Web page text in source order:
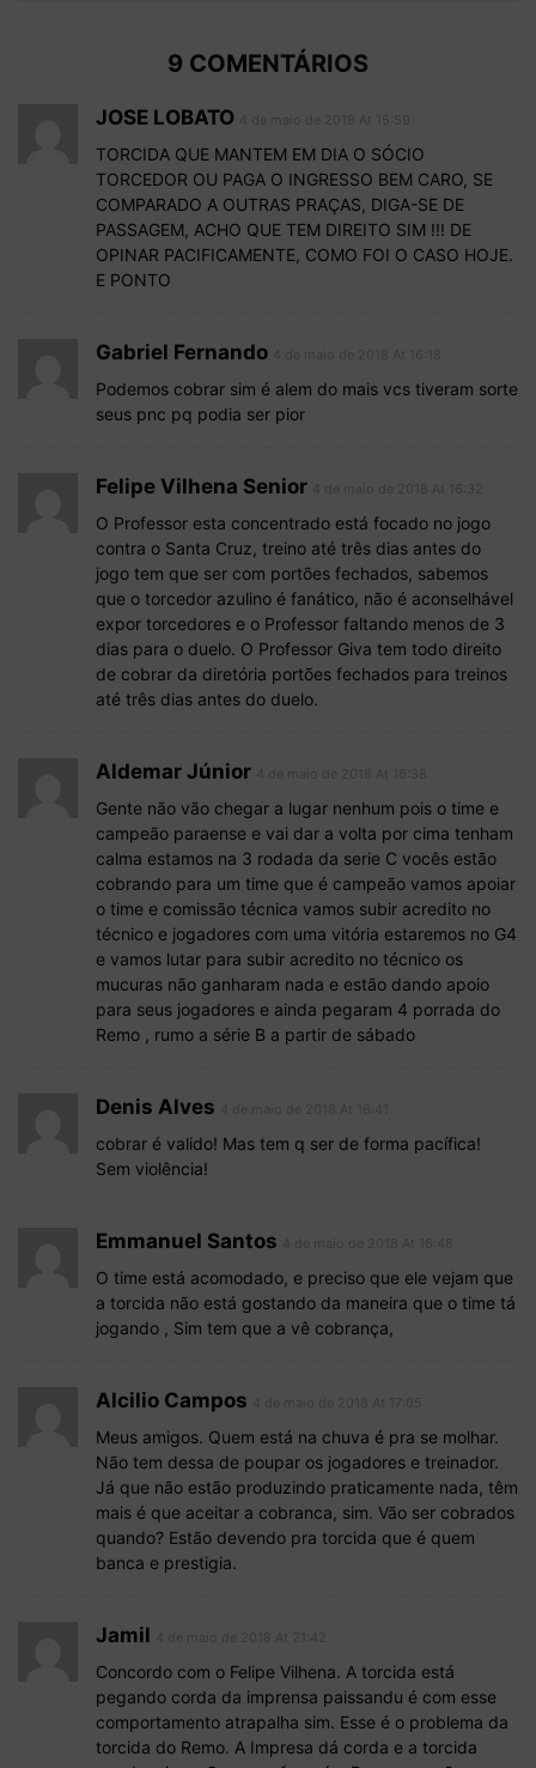
9 COMENTÁRIOS
JOSE LOBATO
TORCIDA QUE MANTEM EM DIA O SÓCIO
TORCEDOR OU PAGA O INGRESSO BEM CARO, SE
COMPARADO A OUTRAS PRAÇAS, DIGA-SE DE
PASSAGEM, ACHO QUE TEM DIREITO SIM !!! DE
OPINAR PACIFICAMENTE, COMO FOI O CASO HOJE.
E PONTO
Gabriel Fernando
Podemos cobrar sim é alem do mais vcs tiveram sorte
seus pnc pq podia ser pior
Felipe Vilhena Senior
O Professor esta concentrado está focado no jogo
contra o Santa Cruz, treino até três dias antes do
jogo tem que ser com portões fechados, sabemos
que o torcedor azulino é fanático, não é aconselhável
expor torcedores e o Professor faltando menos de 3
dias para o duelo. O Professor Giva tem todo direito
de cobrar da diretória portões fechados para treinos
até três dias antes do duelo.
Aldemar Júnior
Gente não vão chegar a lugar nenhum pois o time e
campeão paraense e vai dar a volta por cima tenham
calma estamos na 3 rodada da serie C vocês estão
cobrando para um time que é campeão vamos apoiar
o time e comissão técnica vamos subir acredito no
técnico e jogadores com uma vitória estaremos no G4
e vamos lutar para subir acredito no técnico os
mucuras não ganharam nada e estão dando apoio
para seus jogadores e ainda pegaram 4 porrada do
Remo , rumo a série B a partir de sábado
Denis Alves
cobrar é valido! Mas tem q ser de forma pacífica!
Sem violência!
Emmanuel Santos
O time está acomodado, e preciso que ele vejam que
a torcida não está gostando da maneira que o time tá
jogando , Sim tem que a vê cobrança,
Alcilio Campos
Meus amigos. Quem está na chuva é pra se molhar.
Não tem dessa de poupar os jogadores e treinador.
Já que não estão produzindo praticamente nada, têm
mais é que aceitar a cobranca, sim. Vão ser cobrados
quando? Estão devendo pra torcida que é quem
banca e prestigia.
Jamil
Concordo com o Felipe Vilhena. A torcida está
pegando corda da imprensa paissandu é com esse
comportamento atrapalha sim. Esse é o problema da
torcida do Remo. A Impresa dá corda e a torcida